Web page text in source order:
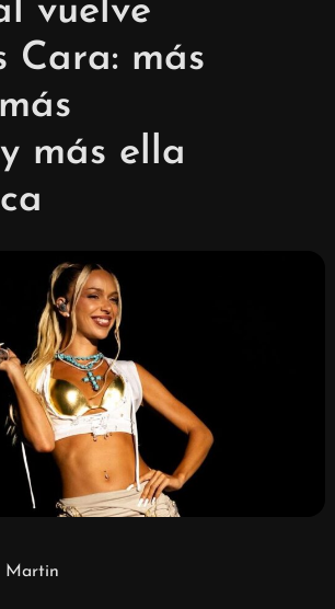
vuelve
Cara: más
más ella
Martin